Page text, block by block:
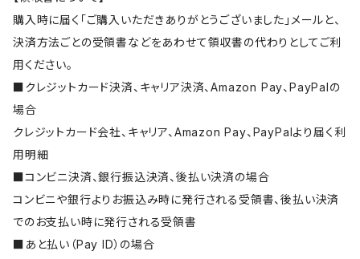
購入時に届く「ご購入いただきありがとうございました」メールと、
決済方法ごとの受領書などをあわせて領収書の代わりとしてご利
用ください。
■クレジットカード決済、キャリア決済、Amazon Pay、PayPalの
場合
クレジットカード会社、キャリア、Amazon Pay、PayPalより届く利
用明細
■コンビニ決済、銀行振込決済、後払い決済の場合
コンビニや銀行よりお振込み時に発行される受領書、後払い決済
でのお支払い時に発行される受領書
■あと払い（Pay ID）の場合